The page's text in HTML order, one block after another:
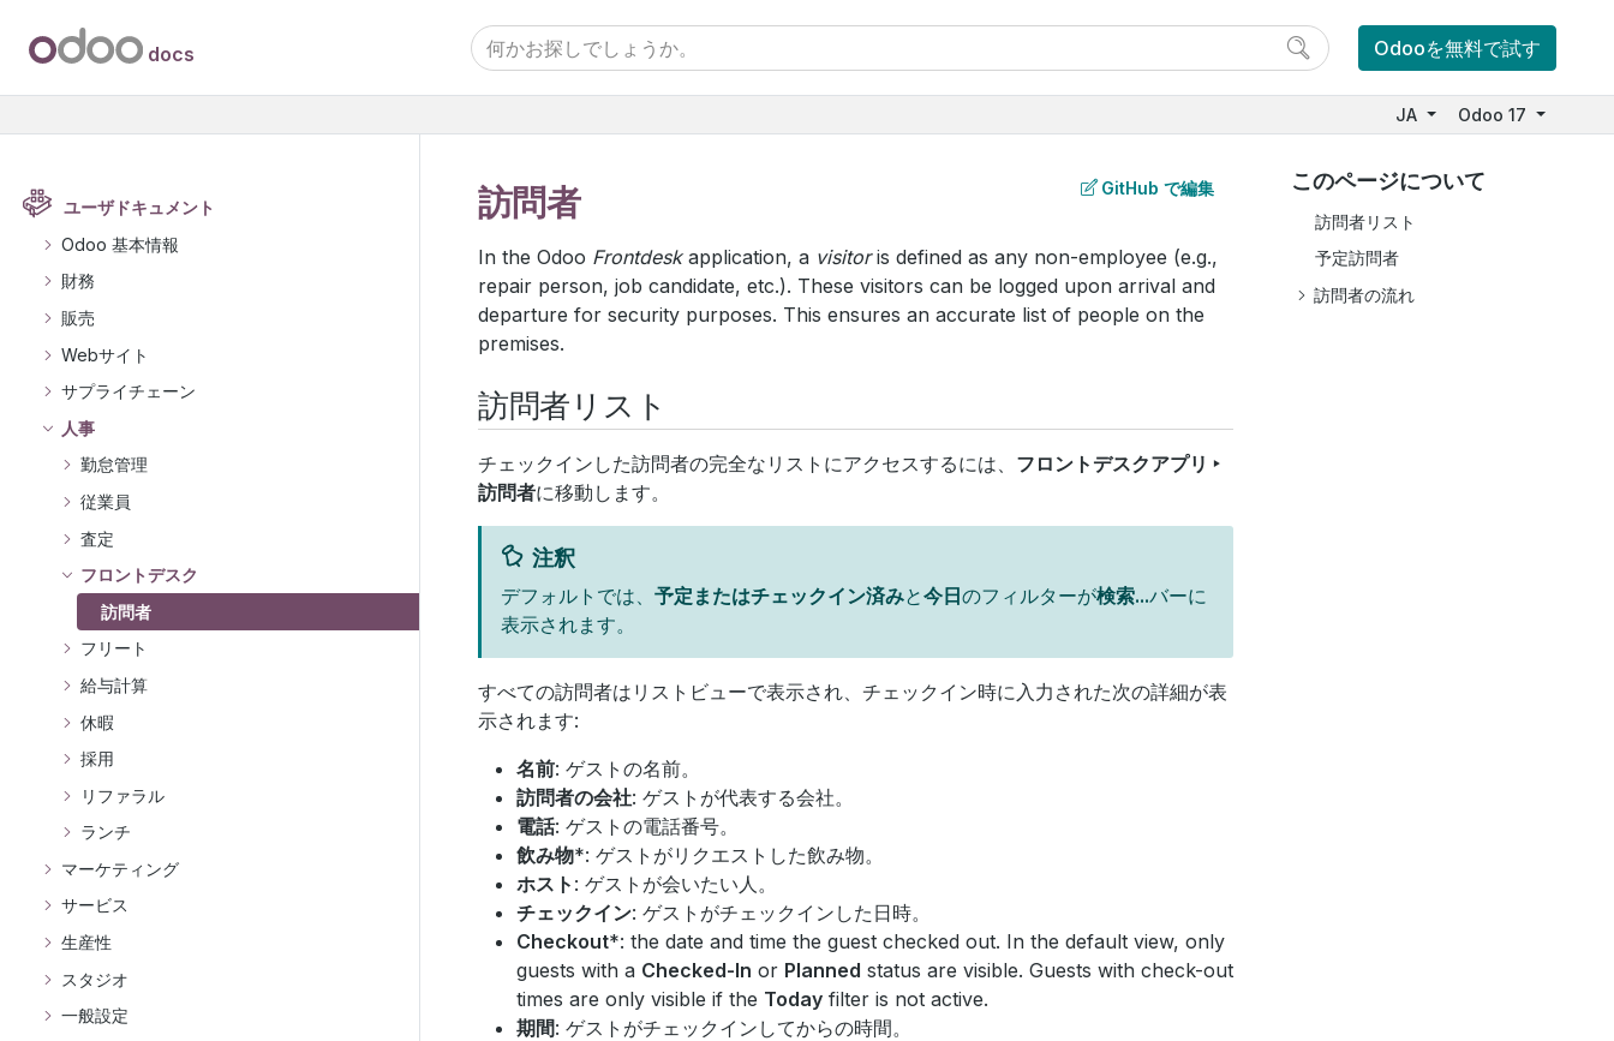
ユーザドキュメント
Odoo 基本情報
財務
販売
Webサイト
サプライチェーン
人事
勤怠管理
従業員
査定
フロントデスク
訪問者
フリート
給与計算
休暇
採用
リファラル
ランチ
マーケティング
サービス
生産性
スタジオ
一般設定
docs Odooを無料で試す
JA Odoo 17
訪問者
In the Odoo Frontdeskapplication, a visitoris defined as any non-employee (e.g.,
repair person, job candidate, etc.). These visitors can be logged upon arrival and
departure for security purposes. This ensures an accurate list of people on the
premises.
訪問者リスト
チェックインした訪問者の完全なリストにアクセスするには、 フロントデスクアプリ ‣
訪問者に移動します。
注釈
デフォルトでは、 予定またはチェックイン済みと今日のフィルターが検索...バーに
表示されます。
すべての訪問者はリストビューで表示され、チェックイン時に入力された次の詳細が表
示されます:
名前: ゲストの名前。
訪問者の会社: ゲストが代表する会社。
電話: ゲストの電話番号。
飲み物*: ゲストがリクエストした飲み物。
ホスト : ゲストが会いたい人。
チェックイン: ゲストがチェックインした日時。
Checkout*: the date and time the guest checked out. In the default view, only
guests with a Checked-In or Planned status are visible. Guests with check-out
times are only visible if the Today filter is not active.
期間: ゲストがチェックインしてからの時間。
GitHub で編集 このページについて
訪問者リスト
予定訪問者
訪問者の流れ